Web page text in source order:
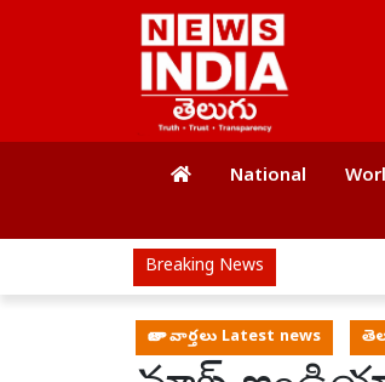
National
Breaking News
తాజా వార్తలు Latest news